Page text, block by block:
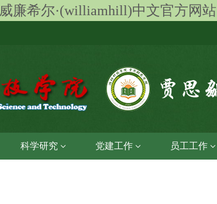
威廉希尔·(williamhill)中文官方网站
科学研究 党建工作 员工工作